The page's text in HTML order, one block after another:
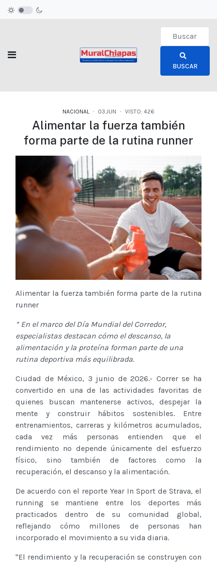
Type 2 or
BUSCAR
NACIONAL 03.JUN VISTO: 426
Alimentar la fuerza también
forma parte de la rutina runner
Alimentar la fuerza también forma parte de la rutina
runner
* En el marco del Día Mundial del Corredor,
especialistas destacan cómo el descanso, la
alimentación y la proteína forman parte de una
rutina deportiva más equilibrada.
Ciudad de México, 3 junio de 2026.- Correr se ha
convertido en una de las actividades favoritas de
quienes buscan mantenerse activos, despejar la
mente y construir hábitos sostenibles. Entre
entrenamientos, carreras y kilómetros acumulados,
cada vez más personas entienden que el
rendimiento no depende únicamente del esfuerzo
físico, sino también de factores como la
recuperación, el descanso y la alimentación.
De acuerdo con el reporte Year In Sport de Strava, el
running se mantiene entre los deportes más
practicados dentro de su comunidad global,
reflejando cómo millones de personas han
incorporado el movimiento a su vida diaria.
"El rendimiento y la recuperación se construyen con